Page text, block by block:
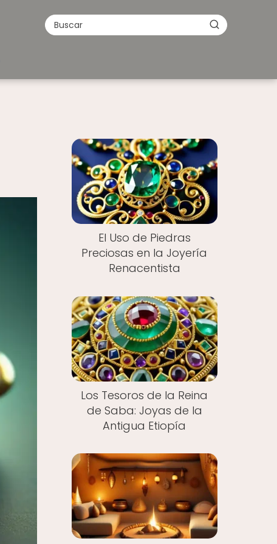
El Uso de Piedras
Preciosas en la Joyería
Renacentista
Los Tesoros de la Reina
de Saba: Joyas de la
Antigua Etiopía